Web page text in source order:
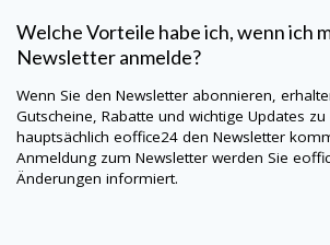
Welche Vorteile habe ich, wenn ich
Newsletter anmelde?
Wenn Sie den Newsletter abonnieren,
Gutscheine, Rabatte und wichtige Updates
hauptsächlich eoffice24 den Newsletter
Anmeldung zum Newsletter werden Sie
Änderungen informiert.